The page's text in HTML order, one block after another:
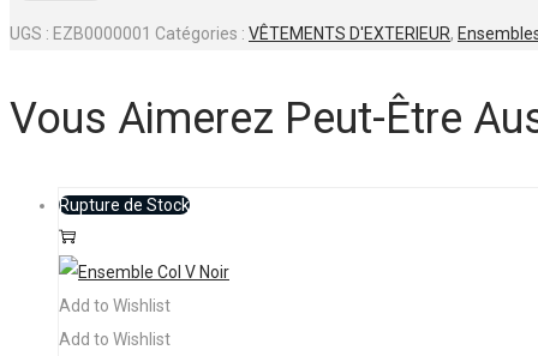
UGS : EZB0000001 Catégories : VÊTEMENTS D'EXTERIEUR,
Vous Aimerez Peut-Être
Rupture de Stock
produit
Add to Wishlist
Add to Wishlist